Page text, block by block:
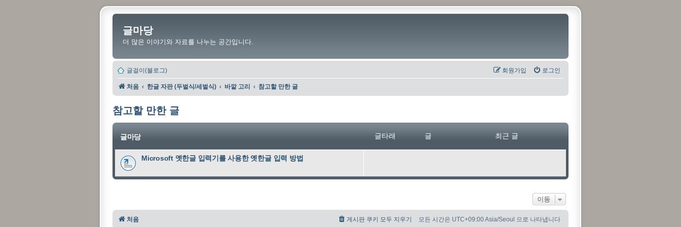
글마당
더 많은 이야기와 자료를 나누는 공간입니다.
글걸이(블로그) 로그인
회원가입
처음 한글 자판 (두벌식/세벌식) 바깥 고리 참고할 만한 글
참고할 만한 글
글마당 글타래 글 최근 글
Microsoft 옛한글 입력기를 사용한 옛한글 입력 방법
이동
처음 모든 시간은 UTC+09:00 Asia/Seoul 으로 나타냅니다
게시판 쿠키 모두 지우기